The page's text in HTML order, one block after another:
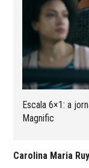
Escala 6×1: a
Magnific
Carolina Maria